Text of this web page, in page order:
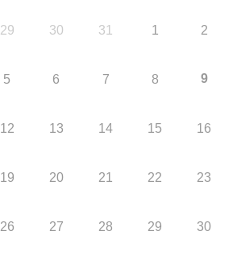
29 30 31 1 2
5 6 7 8 9
12 13 14 15 16
19 20 21 22 23
26 27 28 29 30